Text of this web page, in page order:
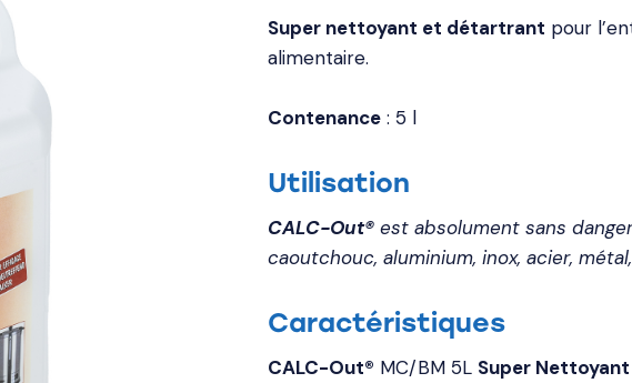
Super nettoyant et détartrant pour
alimentaire.
Contenance: 5 l
Utilisation
CALC-Out®est absolument sans
caoutchouc, aluminium, inox, acier,
Caractéristiques
CALC-Out® MC/BM 5L Super